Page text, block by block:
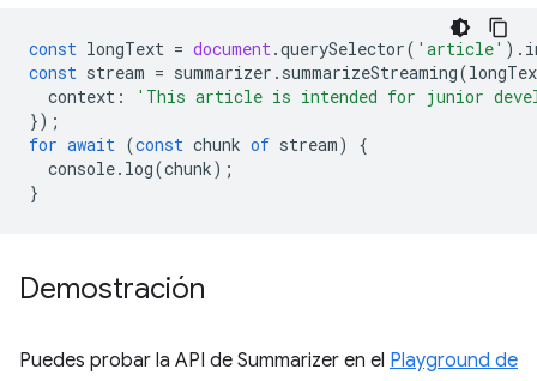
const longText = document.querySelector( 'article' ).
const stream = summarizer . summarizeStreaming(
context :
'This article is intended for junior
});
for await (const chunk of stream)
{
console. log(chunk);
}
Demostración
Puedes probar la API de Summarizer en el Playground de